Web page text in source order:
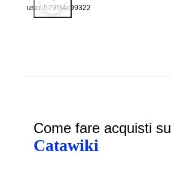
user-579f34c99322
Come fare acquisti su
Catawiki